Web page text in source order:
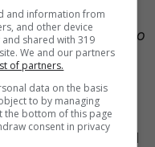
con il suo
lo faccia in un luogo
Grande Slam o
. Darren
quindi
preparazione con il
and information from
and other device
shared with 319
We and our partners
of partners.
data on the basis
to by managing
the bottom of this page
consent in privacy